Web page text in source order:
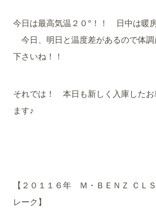
今日は最高気温２０°！！ 日中は暖
今日、明日と温度差があるので体
下さいね！！
それでは！ 本日も新しく入庫した
ます♪
【２０１１６年 Ｍ・ＢＥＮＺ ＣＬ
レーク】